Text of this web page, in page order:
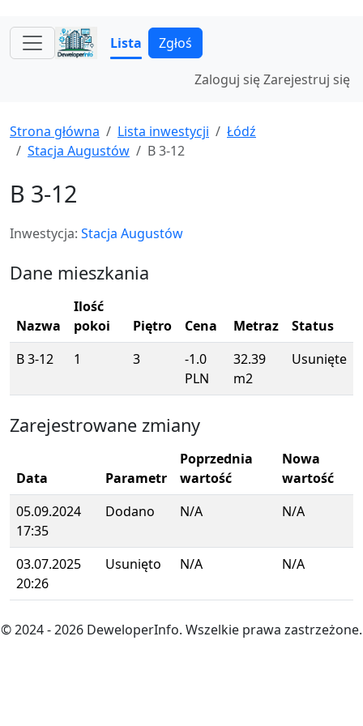
Lista Zgłoś
Zaloguj sięZarejestruj się
Strona główna Lista inwestycji
Łódź
Stacja Augustów
B 3-12
B 3-12
Inwestycja: Stacja Augustów
Dane mieszkania
Nazwa
Ilość
pokoi
Piętro Cena Metraz
Status
B 3-12
1 3
-1.0
PLN
32.39
m2
Usunięte
Zarejestrowane zmiany
Data Parametr
Poprzednia
wartość
Nowa
wartość
05.09.2024
17:35
Dodano N/A N/A
03.07.2025
20:26
Usunięto N/A N/A
© 2024- 2026 DeweloperInfo. Wszelkie prawa zastrzeżone.